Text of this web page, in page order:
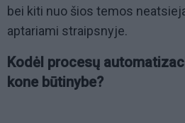
bei kiti nuo šios temos
aptariami straipsnyje.
Kodėl procesų
kone būtinybe?